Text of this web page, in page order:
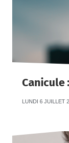
Canicule
LUNDI 6 JUILLET